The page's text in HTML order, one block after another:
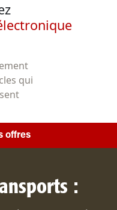
qui
offres
: